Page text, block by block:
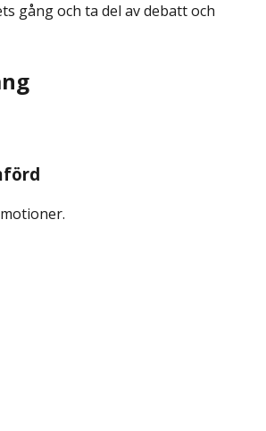
gång och ta del av debatt och